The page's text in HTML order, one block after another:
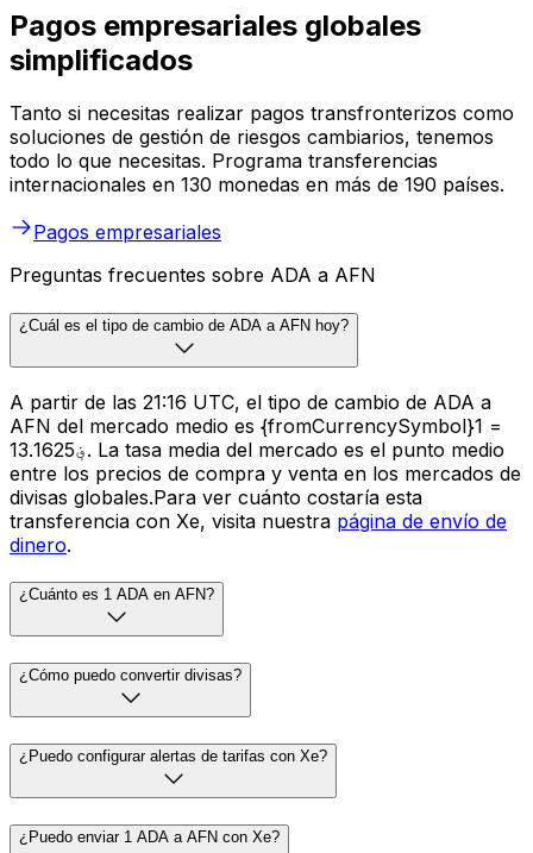
Pagos empresariales globales
simplificados
Tanto si necesitas realizar pagos transfronterizos como
soluciones de gestión de riesgos cambiarios, tenemos
todo lo que necesitas. Programa transferencias
internacionales en 130 monedas en más de 190 países.
Pagos empresariales
Preguntas frecuentes sobre ADA a AFN
¿Cuál es el tipo de cambio de ADA a AFN hoy?
A partir de las 21:16 UTC, el tipo de cambio de ADA a
AFN del mercado medio es {fromCurrencySymbol}1 =
؋13.1625. La tasa media del mercado es el punto medio
entre los precios de compra y venta en los mercados de
divisas globales.Para ver cuánto costaría esta
transferencia con Xe, visita nuestra página de envío de
dinero.
¿Cuánto es 1 ADA en AFN?
¿Cómo puedo convertir divisas?
¿Puedo configurar alertas de tarifas con Xe?
¿Puedo enviar 1 ADA a AFN con Xe?